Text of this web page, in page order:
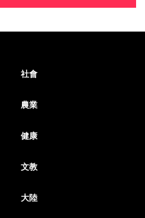
社會
農業
健康
文教
大陸